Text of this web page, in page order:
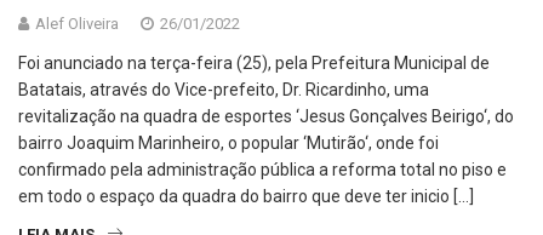
Alef Oliveira 26/01/2022
Foi anunciado na terça-feira (25), pela Prefeitura Municipal de
Batatais, através do Vice-prefeito, Dr. Ricardinho, uma
revitalização na quadra de esportes ‘Jesus Gonçalves Beirigo‘, do
bairro Joaquim Marinheiro, o popular ‘Mutirão‘, onde foi
confirmado pela administração pública a reforma total no piso e
em todo o espaço da quadra do bairro que deve ter inicio […]